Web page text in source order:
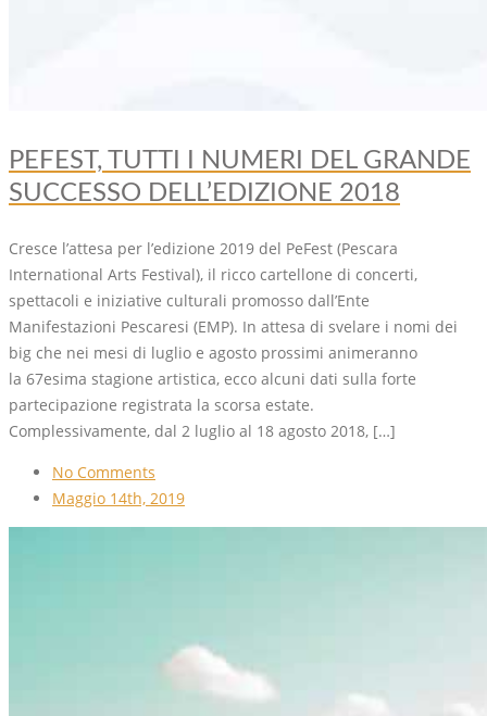
PEFEST, TUTTI I NUMERI DEL GRANDE
SUCCESSO DELL’EDIZIONE 2018
Cresce l’attesa per l’edizione 2019 del PeFest (Pescara
International Arts Festival), il ricco cartellone di concerti,
spettacoli e iniziative culturali promosso dall’Ente
Manifestazioni Pescaresi (EMP). In attesa di svelare i nomi dei
big che nei mesi di luglio e agosto prossimi animeranno
la 67esima stagione artistica, ecco alcuni dati sulla forte
partecipazione registrata la scorsa estate.
Complessivamente, dal 2 luglio al 18 agosto 2018, […]
No Comments
Maggio 14th, 2019